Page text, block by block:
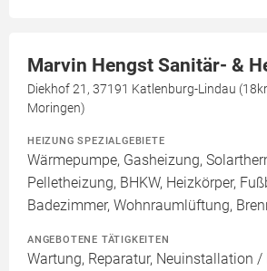
Marvin Hengst Sanitär- &
Diekhof 21, 37191 Katlenburg-Lindau
Moringen)
HEIZUNG SPEZIALGEBIETE
Wärmepumpe, Gasheizung,
Pelletheizung, BHKW, Heizkörper,
Badezimmer, Wohnraumlüftung,
ANGEBOTENE TÄTIGKEITEN
Wartung, Reparatur, Neuinstallation /